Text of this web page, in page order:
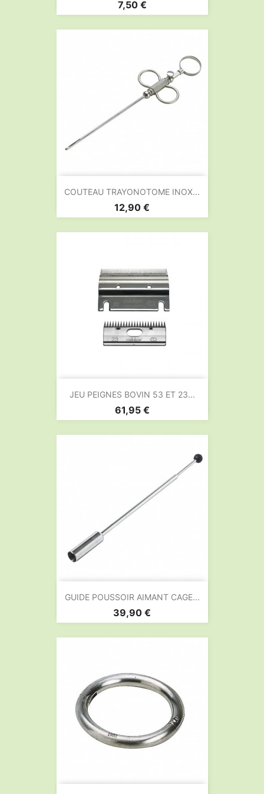
Prix
7,50 €
COUTEAU TRAYONOTOME INOX...
Prix
12,90 €
JEU PEIGNES BOVIN 53 ET 23...
Prix
61,95 €
GUIDE POUSSOIR AIMANT CAGE...
Prix
39,90 €